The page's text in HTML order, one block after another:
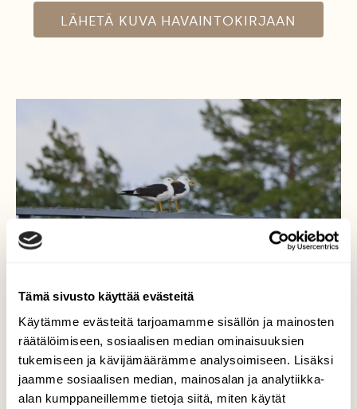
Tämä sivusto käyttää evästeitä
Käytämme evästeitä tarjoamamme sisällön ja mainosten
räätälöimiseen, sosiaalisen median ominaisuuksien
tukemiseen ja kävijämäärämme analysoimiseen. Lisäksi
jaamme sosiaalisen median, mainosalan ja analytiikka-
alan kumppaneillemme tietoja siitä, miten käytät
LÄHETÄ KUVA HAVAINTOKIRJAAN
Harvinaiset selkälokit
Selkälokkien kesäpäivää